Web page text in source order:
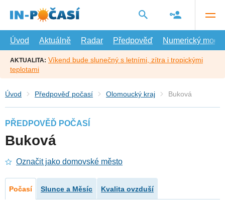
hlavní
Úvod
Aktuálně Radar Předpověď Numerický model
AKTUALITA: Víkend bude slunečný s letními, zítra i tropickými
teplotami
Úvod Předpověď počasí Olomoucký kraj Buková
PŘEDPOVĚĎ POČASÍ
Buková
Označit jako domovské město
Počasí Slunce a Měsíc Kvalita ovzduší